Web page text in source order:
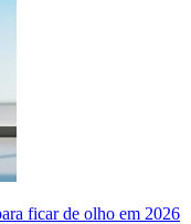
ficar de olho em 2026